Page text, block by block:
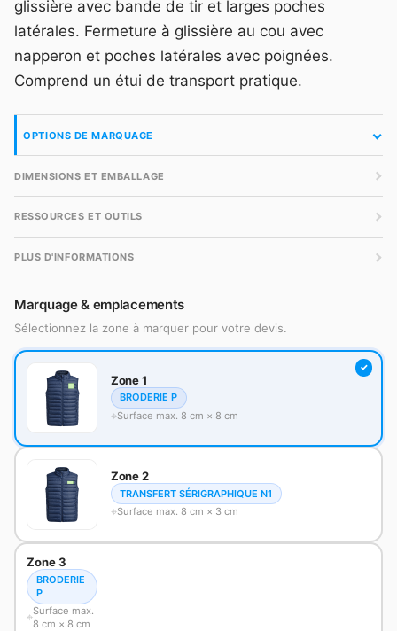
glissière avec bande de tir et larges poches
latérales. Fermeture à glissière au cou avec
napperon et poches latérales avec poignées.
Comprend un étui de transport pratique.
OPTIONS DE MARQUAGE
DIMENSIONS ET EMBALLAGE
RESSOURCES ET OUTILS
PLUS D'INFORMATIONS
Marquage & emplacements
Sélectionnez la zone à marquer pour votre devis.
Zone 1
BRODERIE P
Surface max. 8 cm × 8 cm
Zone 2
TRANSFERT SÉRIGRAPHIQUE N1
Surface max. 8 cm × 3 cm
Zone 3
BRODERIE
P
Surface max.
8 cm × 8 cm